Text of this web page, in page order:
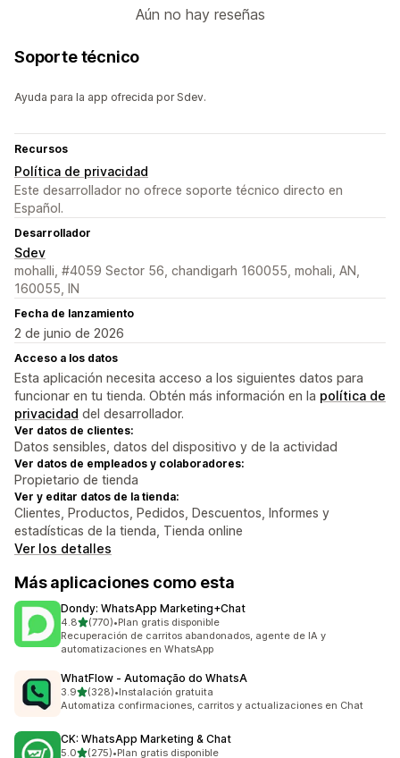
Aún no hay reseñas
Soporte técnico
Ayuda para la app ofrecida por Sdev.
Recursos
Política de privacidad
Este desarrollador no ofrece soporte técnico directo en
Español.
Desarrollador
Sdev
mohalli, #4059 Sector 56, chandigarh 160055, mohali, AN,
160055, IN
Fecha de lanzamiento
2 de junio de 2026
Acceso a los datos
Esta aplicación necesita acceso a los siguientes datos para
funcionar en tu tienda. Obtén más información en la política de
privacidad del desarrollador.
Ver datos de clientes:
Datos sensibles, datos del dispositivo y de la actividad
Ver datos de empleados y colaboradores:
Propietario de tienda
Ver y editar datos de la tienda:
Clientes, Productos, Pedidos, Descuentos, Informes y
estadísticas de la tienda, Tienda online
Ver los detalles
Más aplicaciones como esta
Dondy: WhatsApp Marketing+Chat
4.8de 5 estrellas
(770)
770 reseñas en total
•Plan gratis disponible
Recuperación de carritos abandonados, agente de IA y
automatizaciones en WhatsApp
WhatFlow ‑ Automação do WhatsA
3.9de 5 estrellas
(328)
328 reseñas en total
•Instalación gratuita
Automatiza confirmaciones, carritos y actualizaciones en Chat
CK: WhatsApp Marketing & Chat
5.0de 5 estrellas
(275)•Plan gratis disponible